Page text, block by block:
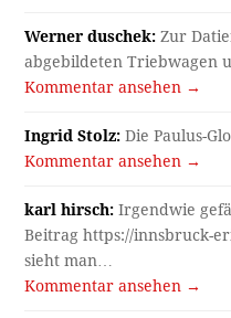
Werner duschek: Zur
abgebildeten Triebwagen
Kommentar ansehen →
Ingrid Stolz: Die Paulus-
Kommentar ansehen →
karl hirsch: Irgendwie
Beitrag https://innsbruck-
sieht man…
Kommentar ansehen →